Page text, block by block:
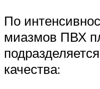
По
миазмов ПВХ
качества: